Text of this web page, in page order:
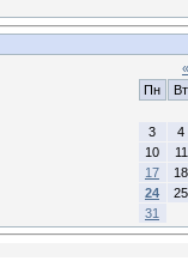
«
Пн
Вт
3
4
10
11
17
18
24
25
31